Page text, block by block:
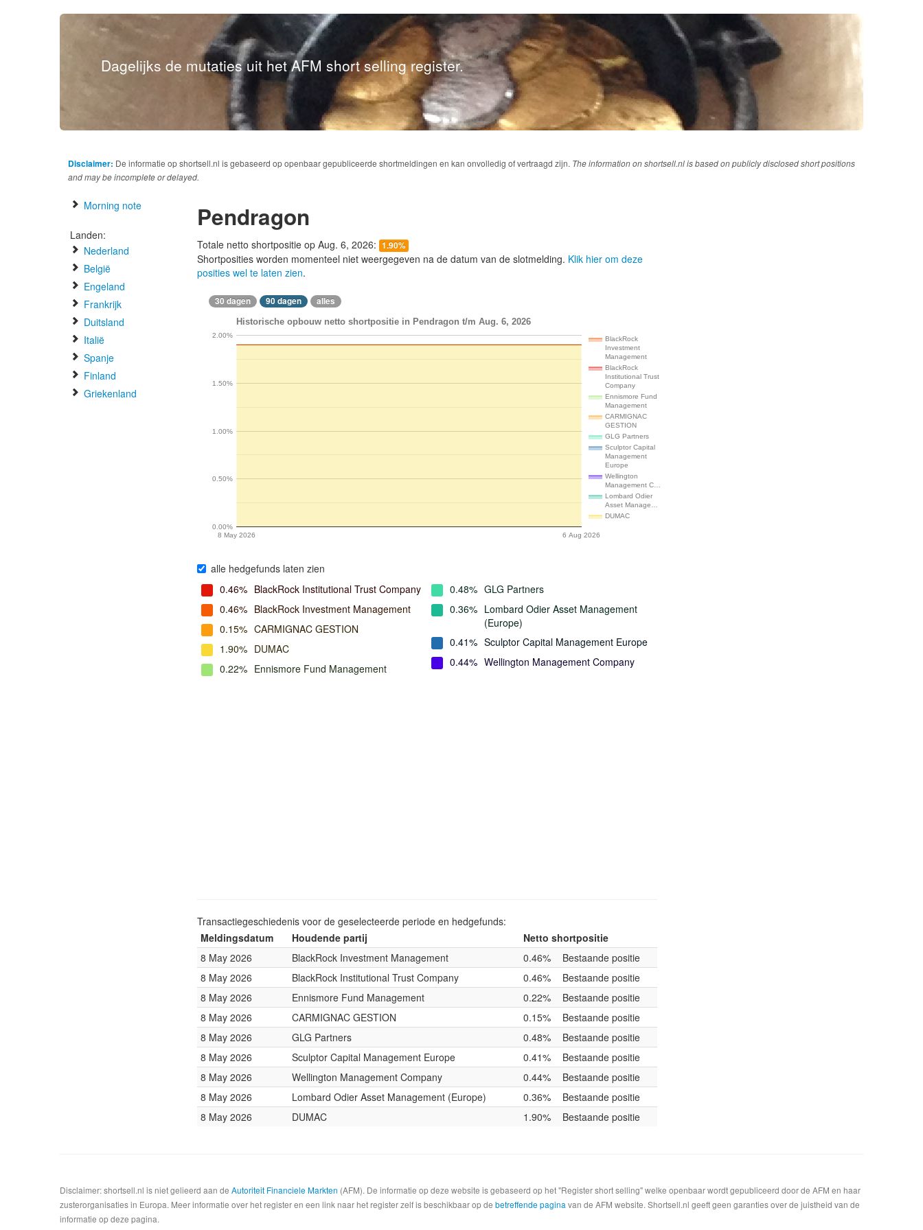
Dagelijks de mutaties uit het AFM short selling register.
Disclaimer: De informatie op shortsell.nl is gebaseerd op openbaar gepubliceerde shortmeldingen en kan onvolledig of vertraagd zijn. The information on shortsell.nl is based on publicly disclosed short positions
and may be incomplete or delayed.
Morning note
Landen:
Nederland
België
Engeland
Frankrijk
Duitsland
Italië
Spanje
Finland
Griekenland
Pendragon
Totale netto shortpositie op Aug. 6, 2026: 1.90%
Shortposities worden momenteel niet weergegeven na de datum van de slotmelding. Klik hier om deze
posities wel te laten zien.
30 dagen 90 dagen alles
Historische opbouw netto shortpositie in Pendragon t/m Aug. 6, 2026
BlackRock
Investment
Management
BlackRock
Institutional Trust
Company
Ennismore Fund
Management
CARMIGNAC
GESTION
GLG Partners
Sculptor Capital
Management
Europe
Wellington
Management C…
Lombard Odier
Asset Manage…
DUMAC
8 May 2026 6 Aug 2026
0.00%
0.50%
1.00%
1.50%
2.00%
alle hedgefunds laten zien
0.46% BlackRock Institutional Trust Company
0.46% BlackRock Investment Management
0.15% CARMIGNAC GESTION
1.90% DUMAC
0.22% Ennismore Fund Management
0.48% GLG Partners
0.36% Lombard Odier Asset Management
(Europe)
0.41% Sculptor Capital Management Europe
0.44% Wellington Management Company
Transactiegeschiedenis voor de geselecteerde periode en hedgefunds:
Meldingsdatum
Houdende partij
Netto shortpositie
8 May 2026
BlackRock Investment Management 0.46%
Bestaande positie
8 May 2026
BlackRock Institutional Trust Company 0.46%
Bestaande positie
8 May 2026
Ennismore Fund Management 0.22%
Bestaande positie
8 May 2026
CARMIGNAC GESTION 0.15%
Bestaande positie
8 May 2026
GLG Partners 0.48%
Bestaande positie
8 May 2026
Sculptor Capital Management Europe 0.41%
Bestaande positie
8 May 2026
Wellington Management Company 0.44%
Bestaande positie
8 May 2026
Lombard Odier Asset Management (Europe) 0.36%
Bestaande positie
8 May 2026
DUMAC 1.90% Bestaande positie
Disclaimer: shortsell.nl is niet gelieerd aan de Autoriteit Financiele Markten (AFM). De informatie op deze website is gebaseerd op het "Register short selling" welke openbaar wordt gepubliceerd door de AFM en haar
zusterorganisaties in Europa. Meer informatie over het register en een link naar het register zelf is beschikbaar op de betreffende pagina van de AFM website. Shortsell.nl geeft geen garanties over de juistheid van de
informatie op deze pagina.